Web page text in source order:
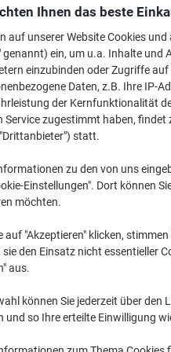
Ihnen das beste
auf unserer Website Cookies
genannt) ein, um u.a. Inhalte und
einzubinden oder Zugriffe
Daten, z.B. Ihre IP-
der Kernfunktionalität
Service zugestimmt haben,
statt.
zu den von uns
Einstellungen". Dort können
möchten.
auf "Akzeptieren" klicken,
sie den Einsatz nicht essentieller
aus.
können Sie jederzeit über den
und so Ihre erteilte Einwilligung